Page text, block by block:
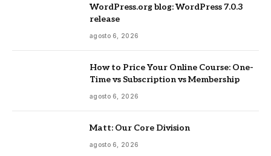
WordPress.org blog: WordPress 7.0.3
release
agosto 6, 2026
How to Price Your Online Course: One-
Time vs Subscription vs Membership
agosto 6, 2026
Matt: Our Core Division
agosto 6, 2026